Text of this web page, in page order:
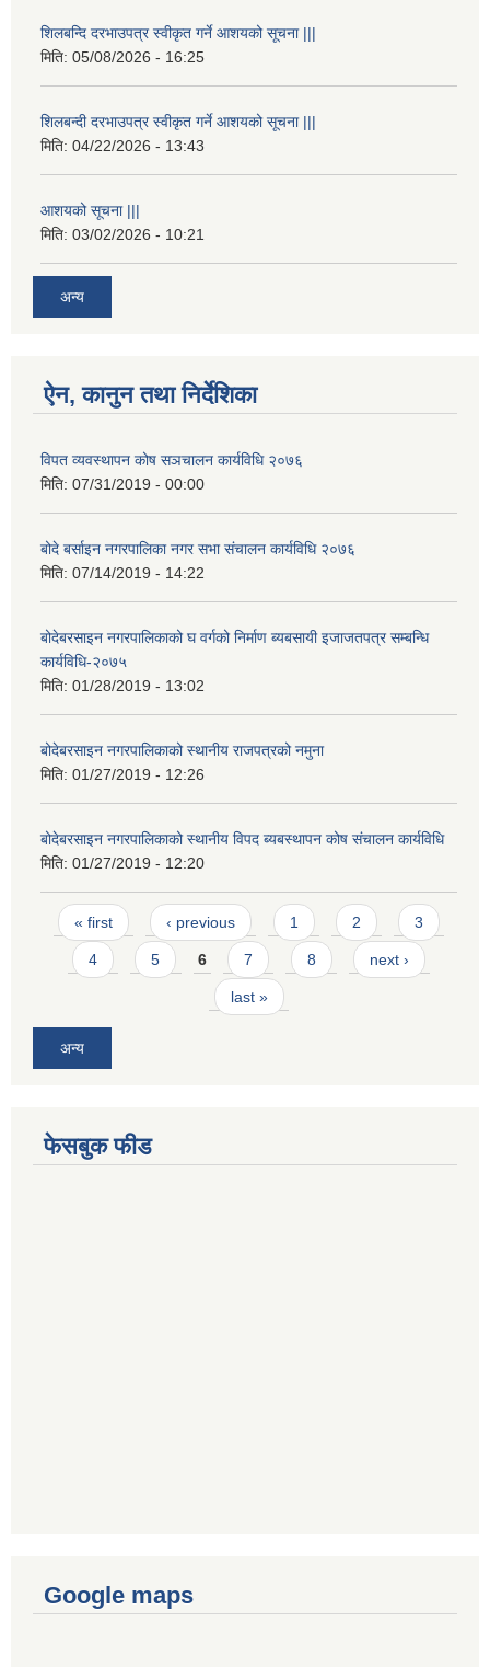
शिलबन्दि दरभाउपत्र स्वीकृत गर्ने आशयको सूचना |||
मिति: 05/08/2026 - 16:25
शिलबन्दी दरभाउपत्र स्वीकृत गर्ने आशयको सूचना |||
मिति: 04/22/2026 - 13:43
आशयको सूचना |||
मिति: 03/02/2026 - 10:21
अन्य
ऐन, कानुन तथा निर्देशिका
विपत व्यवस्थापन कोष सञचालन कार्यविधि २०७६
मिति: 07/31/2019 - 00:00
बोदे बर्साइन नगरपालिका नगर सभा संचालन कार्यविधि २०७६
मिति: 07/14/2019 - 14:22
बोदेबरसाइन नगरपालिकाको घ वर्गको निर्माण ब्यबसायी इजाजतपत्र सम्बन्धि
कार्यविधि-२०७५
मिति: 01/28/2019 - 13:02
बोदेबरसाइन नगरपालिकाको स्थानीय राजपत्रको नमुना
मिति: 01/27/2019 - 12:26
बोदेबरसाइन नगरपालिकाको स्थानीय विपद ब्यबस्थापन कोष संचालन कार्यविधि
मिति: 01/27/2019 - 12:20
Pages
« first ‹ previous 1 2 3
4 5 6 7 8 next ›
last »
अन्य
फेसबुक फीड
Google maps